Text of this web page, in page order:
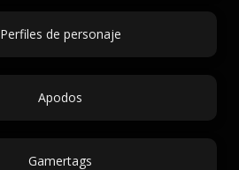
Perfiles de personaje
Apodos
Gamertags